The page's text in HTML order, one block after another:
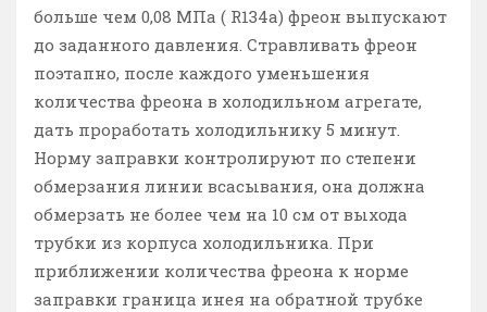
больше чем 0,08 МПа ( R134a) фреон выпускают
до заданного давления. Стравливать фреон
поэтапно, после каждого уменьшения
количества фреона в холодильном агрегате,
дать проработать холодильнику 5 минут.
Норму заправки контролируют по степени
обмерзания линии всасывания, она должна
обмерзать не более чем на 10 см от выхода
трубки из корпуса холодильника. При
приближении количества фреона к норме
заправки граница инея на обратной трубке